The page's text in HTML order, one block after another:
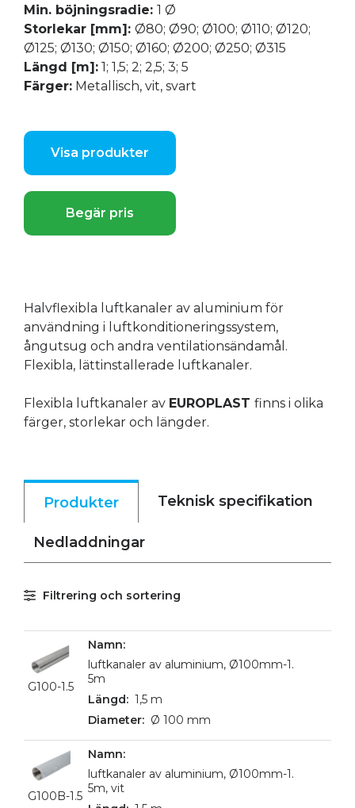
Min. böjningsradie: 1 Ø
Storlekar [mm]: Ø80; Ø90; Ø100; Ø110; Ø120;
Ø125; Ø130; Ø150; Ø160; Ø200; Ø250; Ø315
Längd [m]: 1; 1,5; 2; 2,5; 3; 5
Färger: Metallisch, vit, svart
Visa produkter
Begär pris
Halvflexibla luftkanaler av aluminium för
användning i luftkonditioneringssystem,
ångutsug och andra ventilationsändamål.
Flexibla, lättinstallerade luftkanaler.
Flexibla luftkanaler av EUROPLAST finns i olika
färger, storlekar och längder.
Produkter Teknisk specifikation
Nedladdningar
Filtrering och sortering
G100-1.5
luftkanaler av aluminium, Ø100mm-1.
5m
1,5 m
Ø 100 mm
G100B-1.5
luftkanaler av aluminium, Ø100mm-1.
5m, vit